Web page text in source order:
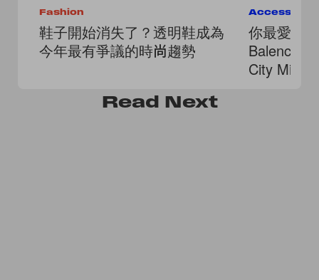
Fashion
鞋子開始消失了？透明鞋成為
今年最有爭議的時尚趨勢
你最愛的
City Mini
Read Next